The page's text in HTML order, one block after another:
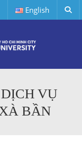
English
VỤ
BẦN